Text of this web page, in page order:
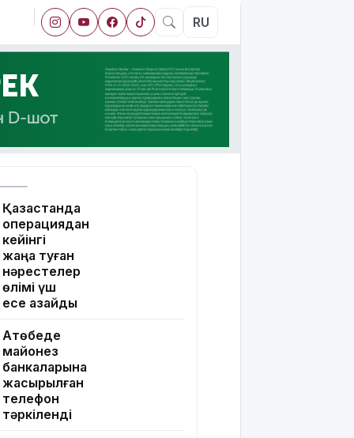
RU
Қазақстанда
операциядан
кейінгі
жаңа туған
нәрестелер
өлімі үш
есе азайды
Ақтөбеде
майонез
банкаларына
жасырылған
телефон
тәркіленді